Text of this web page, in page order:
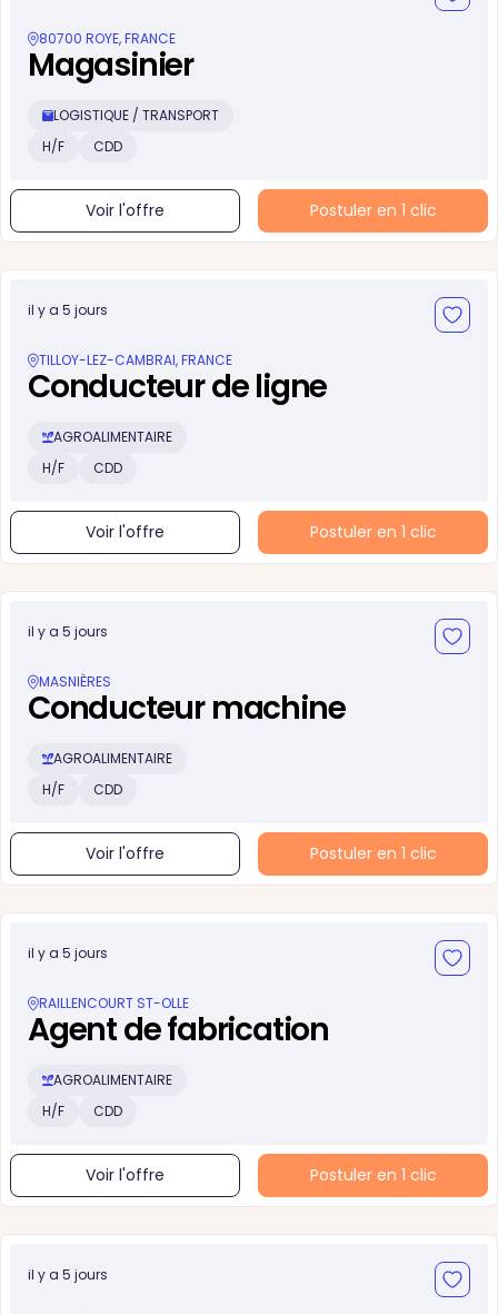
80700 ROYE, FRANCE
Magasinier
LOGISTIQUE / TRANSPORT
H/F
CDD
Voir l'offre Postuler en 1 clic
il y a 5 jours
TILLOY-LEZ-CAMBRAI, FRANCE
Conducteur de ligne
AGROALIMENTAIRE
H/F
CDD
Voir l'offre Postuler en 1 clic
il y a 5 jours
MASNIÈRES
Conducteur machine
AGROALIMENTAIRE
H/F
CDD
Voir l'offre Postuler en 1 clic
il y a 5 jours
RAILLENCOURT ST-OLLE
Agent de fabrication
AGROALIMENTAIRE
H/F
CDD
Voir l'offre Postuler en 1 clic
il y a 5 jours